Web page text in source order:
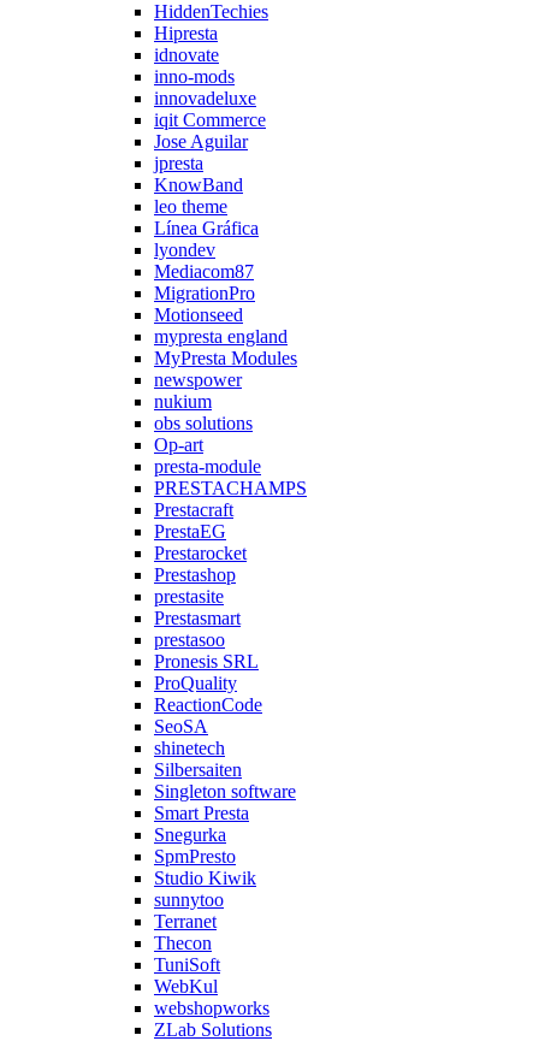
HiddenTechies
Hipresta
idnovate
inno-mods
innovadeluxe
iqit Commerce
Jose Aguilar
jpresta
KnowBand
leo theme
Línea Gráfica
lyondev
Mediacom87
MigrationPro
Motionseed
mypresta england
MyPresta Modules
newspower
nukium
obs solutions
Op-art
presta-module
PRESTACHAMPS
Prestacraft
PrestaEG
Prestarocket
Prestashop
prestasite
Prestasmart
prestasoo
Pronesis SRL
ProQuality
ReactionCode
SeoSA
shinetech
Silbersaiten
Singleton software
Smart Presta
Snegurka
SpmPresto
Studio Kiwik
sunnytoo
Terranet
Thecon
TuniSoft
WebKul
webshopworks
ZLab Solutions